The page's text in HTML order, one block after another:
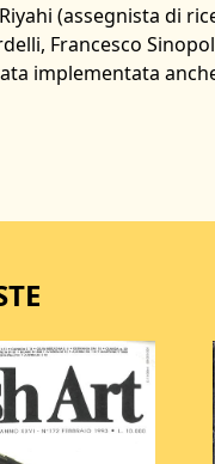
(assegnista di
Francesco
implementata